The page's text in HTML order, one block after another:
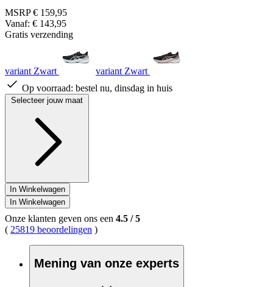
MSRP € 159,95
Vanaf: € 143,95
Gratis verzending
variant Zwart
variant Zwart
Op voorraad: bestel nu, dinsdag in huis
Selecteer jouw maat
In Winkelwagen
In Winkelwagen
Onze klanten geven ons een 4.5 /5
( 25819 beoordelingen )
Mening van onze experts